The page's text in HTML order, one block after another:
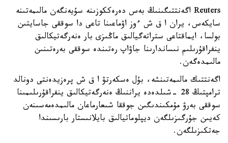
Reuters اگەنتتىگىنىڭ بەس دەرەككوزىنە سۇيەنگەن مالىمەتىنە
سايكەس، يران ا ق ش ءوز اۋماعىنا تاعى دا سوققى جاسايتىن
بولسا، ايماقتاعى ستراتەگيالىق ماڭىزى بار ەنەرگەتيكالىق
ينفراقۇرىلىم نىساندارىنا جاۋاپ رەتىندە سوققى بەرەتىنىن
مالىمدەگەن.
اگەنتتىك مالىمەتىنشە، بۇل ەسكەرتۋ ا ق ش پرەزيدەنتى دونالد
ترامپتىڭ 28 -شىلدەدە يراننىڭ ەنەرگەتيكالىق ينفراقۇرىلىمىنا
سوققى بەرۋ مۇمكىندىگىن جوققا شىعارماعان مالىمدەمەسىنەن
كەيىن جۇرگىزىلگەن ديپلوماتيالىق بايلانىستار بارىسىندا
جەتكىزىلگەن.